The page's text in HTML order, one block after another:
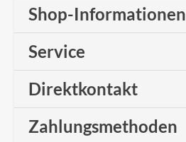
Shop-Informationen
Service
Direktkontakt
Zahlungsmethoden